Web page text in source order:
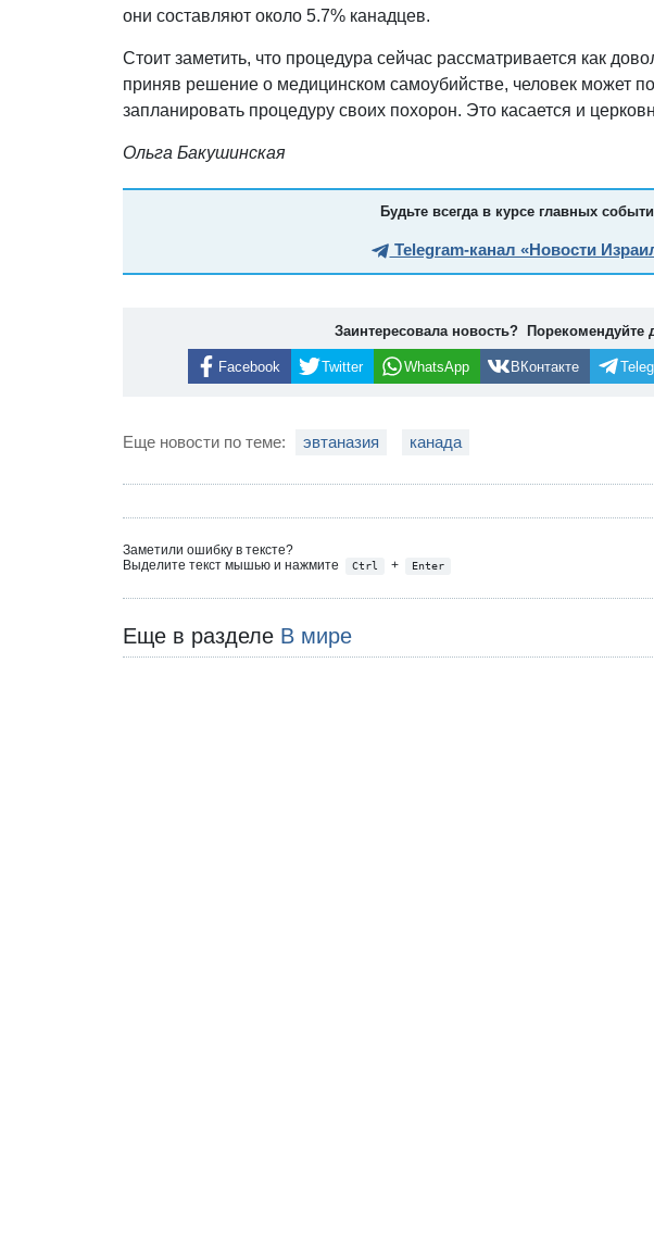
они составляют около 5.7% канадцев.
Стоит заметить, что процедура сейчас рассматривается как
приняв решение о медицинском самоубийстве, человек может
запланировать процедуру своих похорон. Это касается и
Ольга Бакушинская
Будьте всегда в курсе главных
Telegram-канал «Новости
Заинтересовала новость? Порекомендуйте
Facebook Twitter WhatsApp ВКонтакте
Еще новости по теме: эвтаназия канада
Заметили ошибку в тексте?
Выделите текст мышью и нажмите
Ctrl + Enter
Еще в разделе В мире